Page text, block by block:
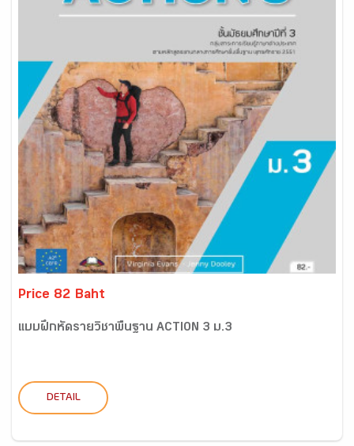
Price 82 Baht
แบบฝึกหัดรายวิชาพื้นฐาน ACTION 3 ม.3
DETAIL